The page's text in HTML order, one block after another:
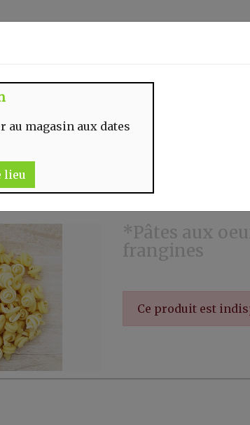
CONTACT
au magasin aux dates
lieu
*Pâtes aux
frangines
Ce produit est